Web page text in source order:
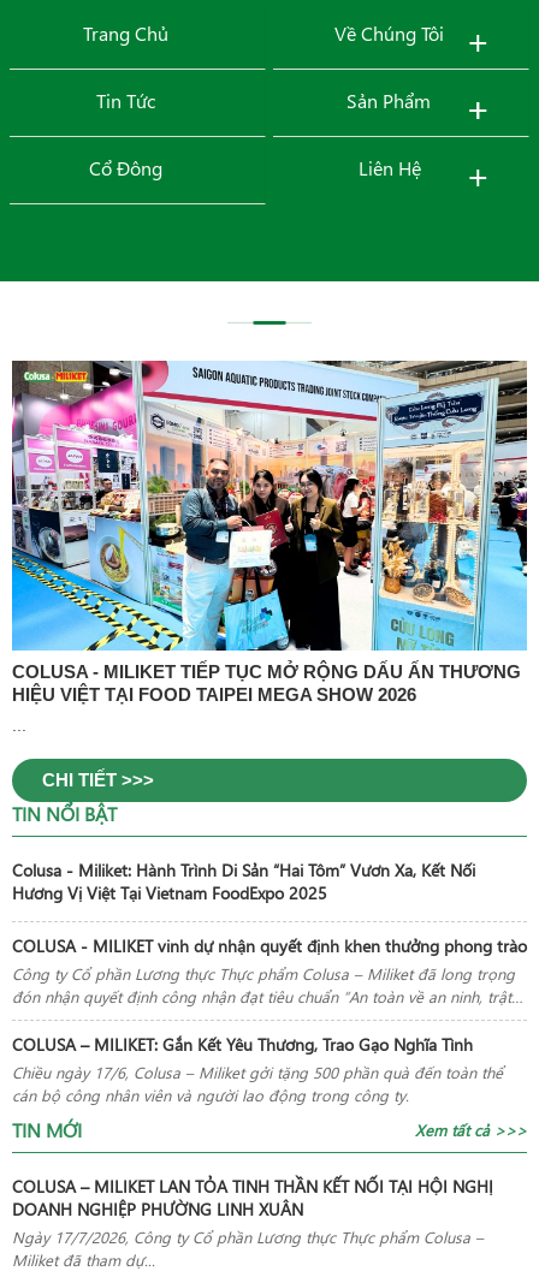
MENU
Trang Chủ +
Về Chúng Tôi
+
Tin Tức +
Sản Phẩm
+
Cổ Đông Liên Hệ
COLUSA - MILIKET TIẾP TỤC MỞ RỘNG DẤU ẤN THƯƠNG
HIỆU VIỆT TẠI FOOD TAIPEI MEGA SHOW 2026
CHI TIẾT >>>
TIN NỔI BẬT
Colusa - Miliket: Hành Trình Di Sản “Hai Tôm” Vươn Xa, Kết Nối
Hương Vị Việt Tại Vietnam FoodExpo 2025
COLUSA - MILIKET vinh dự nhận quyết định khen thưởng phong trào
Công ty Cổ phần Lương thực Thực phẩm Colusa – Miliket đã long trọng
đón nhận quyết định công nhận đạt tiêu chuẩn “An toàn về an ninh, trật
tự” năm 2024 do Chủ tịch Ủy ban nhân dân TP.HCM trao tặng
COLUSA – MILIKET: Gắn Kết Yêu Thương, Trao Gạo Nghĩa Tình
Chiều ngày 17/6, Colusa – Miliket gởi tặng 500 phần quà đến toàn thể
cán bộ công nhân viên và người lao động trong công ty.
TIN MỚI Xem tất cả >>>
COLUSA – MILIKET LAN TỎA TINH THẦN KẾT NỐI TẠI HỘI NGHỊ
DOANH NGHIỆP PHƯỜNG LINH XUÂN
Ngày 17/7/2026, Công ty Cổ phần Lương thực Thực phẩm Colusa –
Miliket đã tham dự...